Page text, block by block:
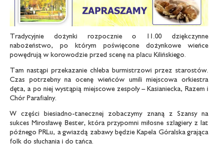
Tradycyjnie dożynki rozpocznie o 11.00 dziękczynne
nabożeństwo, po którym poświęcone dożynkowe wieńce
powędrują w korowodzie przed scenę na placu Kilińskiego.
Tam nastąpi przekazanie chleba burmistrzowi przez starostów.
Czas potrzebny na ocenę wieńców umili miejscowa orkiestra
dęta, a po niej wystąpią miejscowe zespoły – Kasianiecka, Razem i
Chór Parafialny.
W części biesiadno-tanecznej zobaczymy znaną z Szansy na
sukces Mirosławę Bester, która przypomni miłosne szlagiery z lat
późnego PRLu, a gwiazdą zabawy będzie Kapela Góralska grająca
folk do słuchania i do tańca.